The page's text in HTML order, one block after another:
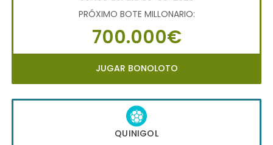
PRÓXIMO BOTE MILLONARIO:
700.000€
JUGAR BONOLOTO
QUINIGOL